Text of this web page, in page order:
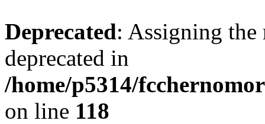
Deprecated: Assigning the
deprecated in
/home/p5314/
on line 118